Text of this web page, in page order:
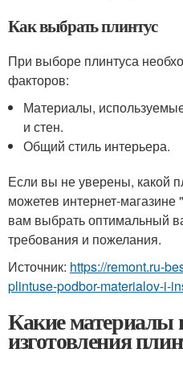
Как выбрать плинтус
При выборе плинтуса
факторов:
Материалы,
и стен.
Общий стиль интерьера.
Если вы не уверены, какой
можетев интернет-
вам выбрать оптимальный
требования и пожелания.
Источник: https://remont.ru-
plintuse-podbor-materialov-i-
Какие материалы
изготовления